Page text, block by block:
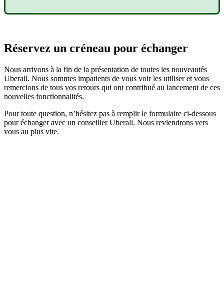
Réservez un créneau pour échanger
Nous arrivons à la fin de la présentation de toutes les nouveautés
Uberall. Nous sommes impatients de vous voir les utiliser et vous
remercions de tous vos retours qui ont contribué au lancement de ces
nouvelles fonctionnalités.
Pour toute question, n’hésitez pas à remplir le formulaire ci-dessous
pour échanger avec un conseiller Uberall. Nous reviendrons vers
vous au plus vite.